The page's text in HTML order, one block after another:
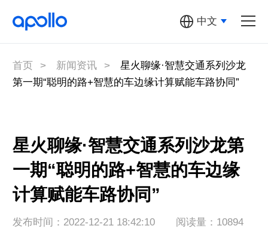
汽车机器人
萝卜快跑
平台
百度地图
关于Apollo
多元汽车机器人
中文
首页 > 新闻资讯 >
星火聊缘·智慧交通系列沙龙
第一期“聪明的路+智慧的车边缘计算赋能车路协同”
星火聊缘·智慧交通系列沙龙第
一期“聪明的路+智慧的车边缘
计算赋能车路协同”
发布时间：2022-12-21 18:42:10 阅读量：10894